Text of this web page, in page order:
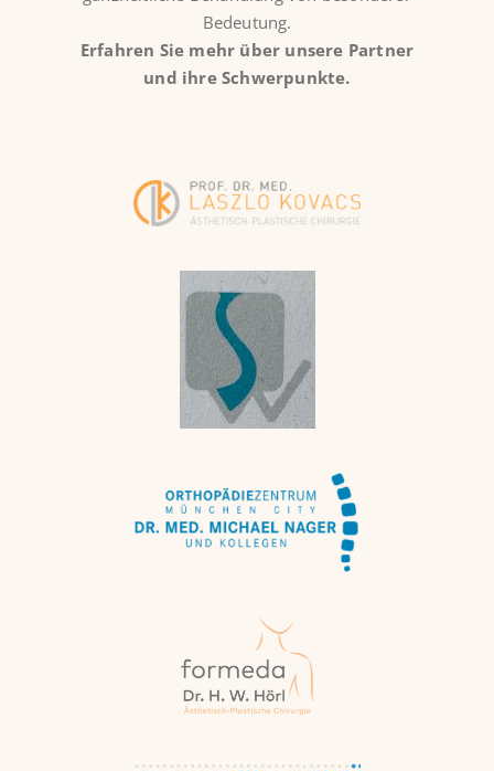
Bedeutung.
Erfahren Sie mehr über unsere Partner
und ihre Schwerpunkte.